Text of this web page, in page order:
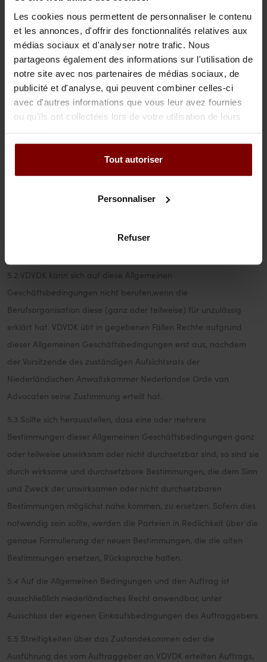
Les cookies nous permettent de personnaliser le contenu
et les annonces, d'offrir des fonctionnalités relatives aux
médias sociaux et d'analyser notre trafic. Nous
partageons également des informations sur l'utilisation de
notre site avec nos partenaires de médias sociaux, de
publicité et d'analyse, qui peuvent combiner celles-ci
avec d'autres informations que vous leur avez fournies
ou qu'ils ont collectées lors de votre utilisation de leurs
services.
Tout autoriser
Personnaliser
Refuser
Falls der Mandant im Rahmen der Ausübung eines Berufs oder
Gewerbes han- delt oder eine juristische Person ist, schuldet er –
abweichend vom Vor- stehenden – Verzugszinsen in Höhe des
jeweils gültigen gesetzlichen Zinssatzes für Handelssachen
aufgrund von Artikel 119a in Buch 6 des niederländischen
Bürgerlichen Gesetzbuchs. Der Mandant ist zu einer Aufrechnung
oder Zurückbehaltung nicht berechtigt.Alle gerichtlichen und
ihrer Forderungen entstehen, gehen zu Lasten des Mandanten,
zueinem Mindestbetrag in Höhe von 10% der offen stehenden
5.1 VDVDK und der Mandant sind jederzeit berechtigt, den
5.2 VDVDK kann sich auf diese Allgemeinen
Geschäftsbedingungen nicht berufen,wenn die
Berufsorganisation diese (ganz oder teilweise) für unzulässig
erklärt hat. VDVDK übt in gegebenen Fällen Rechte aufgrund
dieser Allgemeinen Geschäftsbedingungen erst aus, nachdem
der Vorsitzende des zuständigen Aufsichtsrats der
Niederländischen Anwaltskammer Nederlandse Orde van
Advocaten seine Zustimmung erteilt hat.
5.3 Sollte sich herausstellen, dass eine oder mehrere
Bestimmungen dieser Allgemeinen Geschäftsbedingungen ganz
oder teilweise unwirksam oder nicht durchsetzbar sind, so sind sie
durch wirksame und durchsetzbare Bestimmungen, die dem Sinn
und Zweck der unwirksamen oder nicht durchsetzbaren
Bestimmungen möglichst nahe kommen, zu ersetzen. Sofern dies
notwendig sein sollte, werden die Parteien in Redlichkeit über die
genaue Formulierung der neuen Bestimmungen, die die alten
Bestimmungen ersetzen, Rücksprache halten.
5.4 Auf die Allgemeinen Bedingungen und den Auftrag ist
ausschließlich niederländisches Recht anwendbar, unter
Ausschluss der eigenen Einkaufsbedingungen des Auftraggebers.
5.5 Streitigkeiten über das Zustandekommen oder die
Ausführung des vom Auftraggeber an VDVDK erteilten Auftrags,